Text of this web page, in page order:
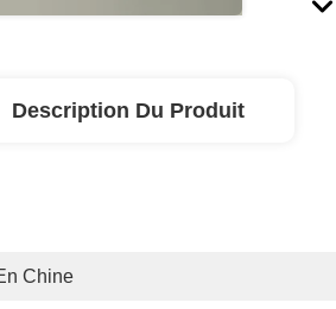
Description Du Produit
Chine